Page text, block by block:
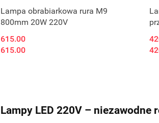
Lampa obrabiarkowa rura M9
800mm 20W 220V
615.00
615.00
Lampy LED 220V – niezawodne